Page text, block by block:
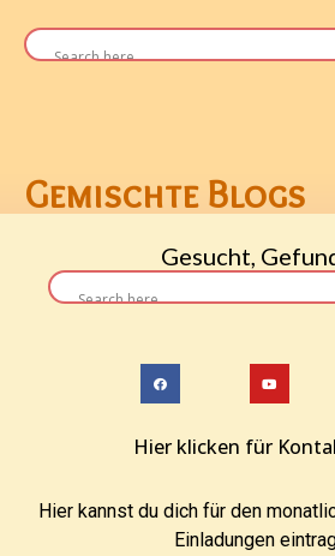
Gemischte Blogs
Gesucht,
Hier klicken für
Hier kannst du dich für den
Einladungen